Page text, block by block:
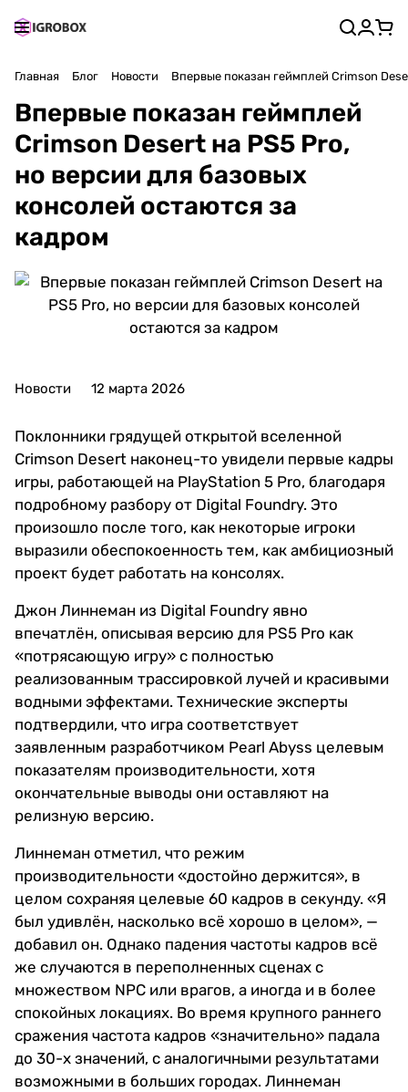
Главная Блог Новости Впервые показан геймплей Crimson
Впервые показан геймплей
Crimson Desert на PS5 Pro,
но версии для базовых
консолей остаются за
кадром
Новости 12 марта 2026
Поклонники грядущей открытой вселенной
Crimson Desert наконец-то увидели первые кадры
игры, работающей на PlayStation 5 Pro, благодаря
подробному разбору от Digital Foundry. Это
произошло после того, как некоторые игроки
выразили обеспокоенность тем, как амбициозный
проект будет работать на консолях.
Джон Линнеман из Digital Foundry явно
впечатлён, описывая версию для PS5 Pro как
«потрясающую игру» с полностью
реализованным трассировкой лучей и красивыми
водными эффектами. Технические эксперты
подтвердили, что игра соответствует
заявленным разработчиком Pearl Abyss целевым
показателям производительности, хотя
окончательные выводы они оставляют на
релизную версию.
Линнеман отметил, что режим
производительности «достойно держится», в
целом сохраняя целевые 60 кадров в секунду. «Я
был удивлён, насколько всё хорошо в целом», —
добавил он. Однако падения частоты кадров всё
же случаются в переполненных сценах с
множеством NPC или врагов, а иногда и в более
спокойных локациях. Во время крупного раннего
сражения частота кадров «значительно» падала
до 30-х значений, с аналогичными результатами
возможными в больших городах. Линнеман